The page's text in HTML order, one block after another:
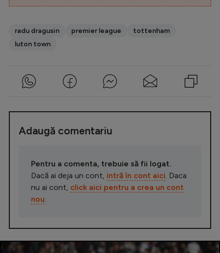
radu dragusin premier league
tottenham
luton town
Adaugă comentariu
Pentru a comenta, trebuie să fii logat.
Dacă ai deja un cont, intră în cont aici . Daca
nu ai cont, click aici pentru a crea un cont
nou